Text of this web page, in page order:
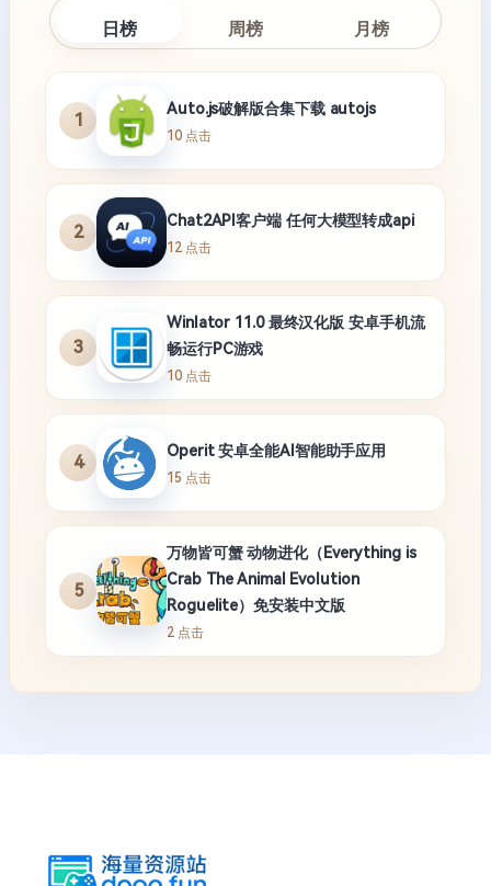
日榜 周榜 月榜
1
Auto.js破解版合集下载 autojs
10 点击
2
Chat2API客户端 任何大模型转成api
12 点击
3
Winlator 11.0 最终汉化版 安卓手机流
畅运行PC游戏
10 点击
4
Operit 安卓全能AI智能助手应用
15 点击
5
万物皆可蟹 动物进化（Everything is
Crab The Animal Evolution
Roguelite）免安装中文版
2 点击